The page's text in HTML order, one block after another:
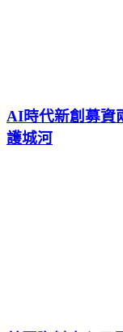
AI時代新創募資
護城河